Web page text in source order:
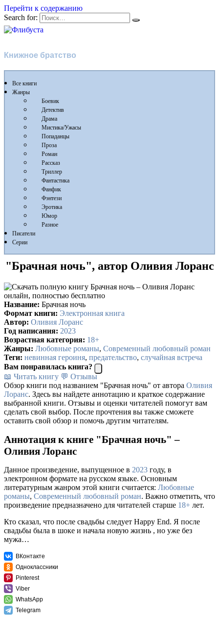
Перейти к содержанию
Search for:
Книжное братство
Все книги
Жанры
Боевик
Детектив
Драма
Мистика/Ужасы
Попаданцы
Проза
Роман
Рассказ
Триллер
Фантастика
Фанфик
Фэнтези
Эротика
Юмор
Разное
Писатели
Серии
"Брачная ночь", автор Оливия Лоранс
Название: Брачная ночь
Формат книги: Электронная книга
Автор: Оливия Лоранс
Год написания: 2023
Возрастная категория: 18+
Жанры: Любовные романы, Современный любовный роман
Теги: невинная героиня, предательство, случайная встреча
Вам понравилась книга?
📖 Читать книгу 💬 Отзывы
Обзор книги под названием "Брачная ночь" от автора Оливия
Лоранс. Здесь вы найдете аннотацию и краткое содержание
выбранной книги. Отзывы и оценки читателей помогут вам
сделать свой выбор. После прочтения вы также сможете
оставить свой обзор и помочь другим читателям.
Аннотация к книге "Брачная ночь" –
Оливия Лоранс
Данное произведение, выпущенное в 2023 году, в
электронном формате на русском языке. Основным
литературным жанром этой книги считается: Любовные
романы, Современный любовный роман. Важно отметить, что
произведение предназначено для читателей старше 18+ лет.
Кто сказал, что после свадьбы следует Happy End. Я после
свадьбы была в шоке и начала новую жизнь , но уже без
мужа…
ВКонтакте
Одноклассники
Pinterest
Viber
WhatsApp
Telegram